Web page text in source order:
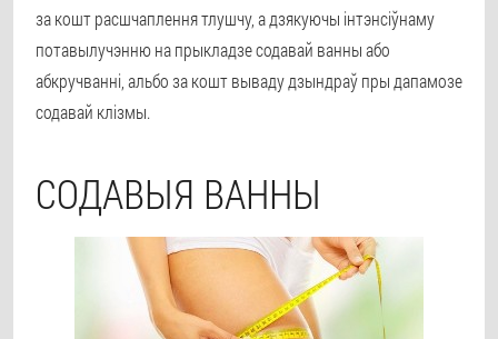
за кошт расшчаплення тлушчу, а дзякуючы інтэнсіўнаму
потавылучэнню на прыкладзе содавай ванны або
абкручванні, альбо за кошт вываду дзындраў пры дапамозе
содавай клізмы.
СОДАВЫЯ ВАННЫ